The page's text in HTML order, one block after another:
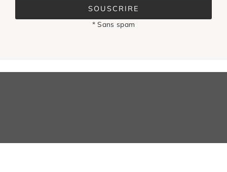
SOUSCRIRE
* Sans spam